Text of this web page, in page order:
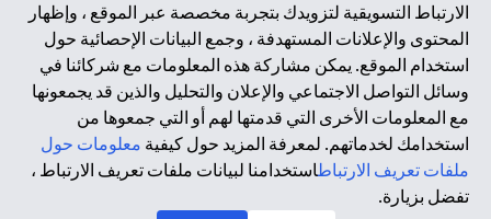
الارتباط التسويقية لتزويدك بتجربة مخصصة عبر الموقع ، وإظهار
المحتوى والإعلانات المستهدفة ، وجمع البيانات الإحصائية حول
استخدام الموقع. يمكن مشاركة هذه المعلومات مع شركائنا في
وسائل التواصل الاجتماعي والإعلان والتحليل والذين قد يجمعونها
مع المعلومات الأخرى التي قدمتها لهم أو التي جمعوها من
استخدامك لخدماتهم. لمعرفة المزيد حول كيفية معلومات حول
ملفات تعريف الارتباطاستخدامنا لبيانات ملفات تعريف الارتباط ،
تفضل بزيارة.
الإمارات في دبي، وCN-1002019لفرع أبوظبي. هاتف: 4000 311 04.
فرع سيتي بنك إن إيه - الإمارات العربية المتحدة مرخص من مصرف
الإمارات العربية المتحدة المركزي كفرع لبنك أجنبي.
سيتي بنك إن إيه الإمارات العربية المتحدة مرخص من هيئة الأوراق المالية
والسلع في الإمارات العربية المتحدة ("SCA") للقيام بالنشاط المالي لـ أ)
الاستشارات المالية والتعريف والترويج بموجب ترخيص رقم
20200000097 ب) وسيط تداول في الأسواق الدولية بموجب ترخيص